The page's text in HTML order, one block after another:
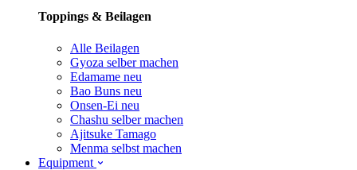
Toppings & Beilagen
Alle Beilagen
Gyoza selber machen
Edamame neu
Bao Buns neu
Onsen-Ei neu
Chashu selber machen
Ajitsuke Tamago
Menma selbst machen
Equipment